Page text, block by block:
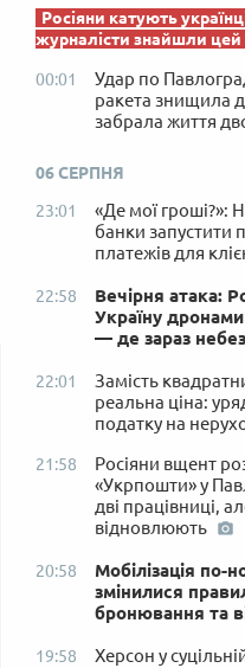
Росіяни катують
журналісти знайшли цей
00:01
Удар по
ракета знищила
забрала життя
06 СЕРПНЯ
23:01
«Де мої гроші?»:
банки запустити
платежів для
22:58
Вечірня атака:
Україну
— де зараз
22:01
Замість
реальна ціна:
податку на
21:58
Росіяни вщент
«Укрпошти» у
дві працівниці,
відновлюють
20:58
Мобілізація по-
змінилися
бронювання та
19:58
Херсон у